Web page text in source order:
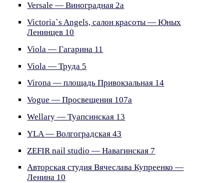
Versale — Виноградная 2а
Victoria`s Angels, салон красоты — Юных
Ленинцев 10
Viola — Гагарина 11
Viola — Труда 5
Virona — площадь Привокзальная 14
Vogue — Просвещения 107а
Wellary — Туапсинская 13
YLA — Волгоградская 43
ZEFIR nail studio — Навагинская 7
Авторская студия Вячеслава Купреенко —
Ленина 10